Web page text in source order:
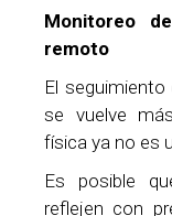
Monitoreo
remoto
El
se vuelve
física ya no es
Es posible
reflejen con